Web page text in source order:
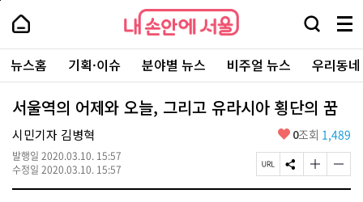
본
로
가
내
손
안
에
서
울
-
서
울
시
대
표
소
내
손
에
울
검
창
열
기
메
뉴
전
체
보
주
요
서
뉴스홈 기획·이슈 분야별 뉴스 비주얼 뉴스 우리동
서울역의 어제와 오늘, 그리고 유라시아 횡단의 꿈
시민기자 김병혁
발행일 2020.03.10. 15:57
수정일 2020.03.10. 15:57
좋
요
0조회 1,489
페
이
S
N
글
자
글
자
페
상
단
로